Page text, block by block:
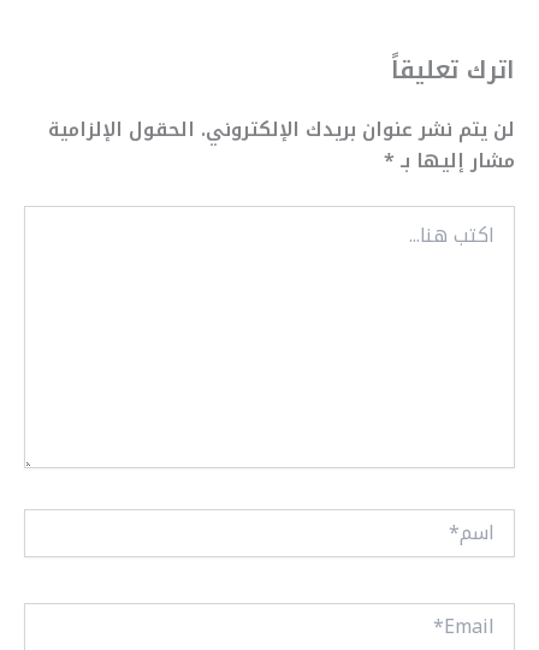
اترك تعليقاً
لن يتم نشر عنوان بريدك الإلكتروني. الحقول الإلزامية
مشار إليها بـ*
اكتب
هنا...
اسم*
Email*